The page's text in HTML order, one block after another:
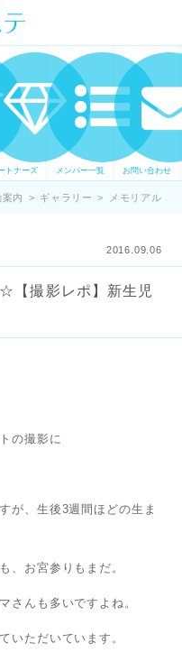
す。 手づくり
テ スキル・セ
マが集まって
トナーズ メンバー一覧 お問い合わせ
内 > ギャラリー > メモリアル
2016.09.06
【撮影レポ】新生児
の撮影に
が、生後3週間ほどの生ま
、お宮参りもまだ。
さんも多いですよね。
いただいています。